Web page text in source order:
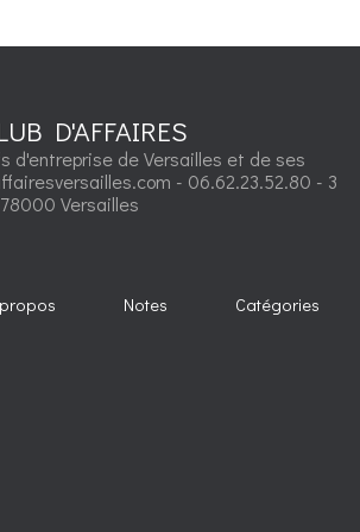
D'AFFAIRES
d'entreprise de Versailles et de ses
- 06.62.23.52.80 - 3
Versailles
Notes Catégories